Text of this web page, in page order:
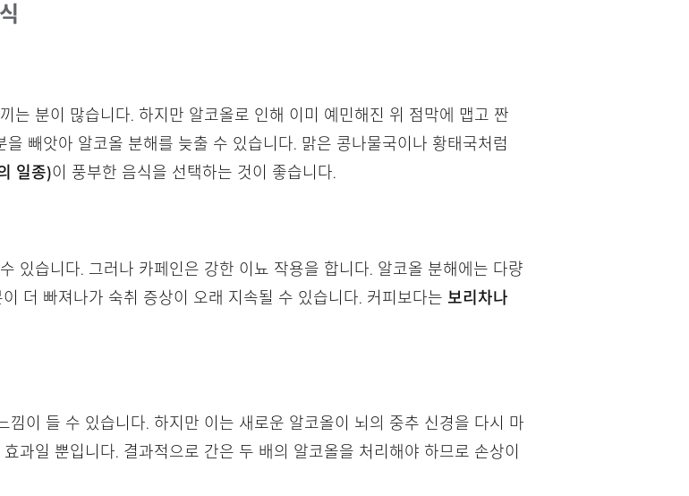
는 분이 많습니다. 하지만 알코올로 인해 이미 예민해진 위 점막에 맵고 짠
빼앗아 알코올 분해를 늦출 수 있습니다. 맑은 콩나물국이나 황태국처럼
일종)이 풍부한 음식을 선택하는 것이 좋습니다.
있습니다. 그러나 카페인은 강한 이뇨 작용을 합니다. 알코올 분해에는 다량
더 빠져나가 숙취 증상이 오래 지속될 수 있습니다. 커피보다는 보리차나
이 들 수 있습니다. 하지만 이는 새로운 알코올이 뇌의 중추 신경을 다시 마
과일 뿐입니다. 결과적으로 간은 두 배의 알코올을 처리해야 하므로 손상이